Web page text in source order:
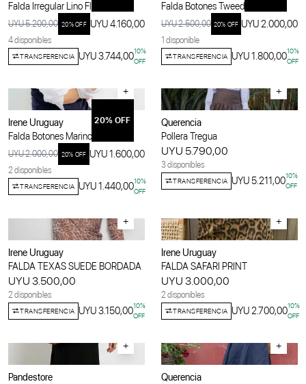
Falda Irregular Lino Flores
UYU 5.200,00 20% OFF UYU 4.160,00
4 disponibles
TRANSFERENCIA UYU 3.744,0010%
OFF
Falda Botones Tweed Espiga
UYU 2.500,00 20% OFF UYU 2.000,00
1 disponible
TRANSFERENCIA UYU 1.800,0010%
OFF
20% OFF
+
Irene Uruguay
Falda Botones Marino
UYU 2.000,00 20% OFF UYU 1.600,00
2 disponibles
TRANSFERENCIA UYU 1.440,0010%
OFF
+
Querencia
Pollera Tregua
UYU 5.790,00
3 disponibles
TRANSFERENCIA UYU 5.211,0010%
OFF
+
Irene Uruguay
FALDA TEXAS SUEDE BORDADA
UYU 3.500,00
2 disponibles
TRANSFERENCIA UYU 3.150,0010%
OFF
+
Irene Uruguay
FALDA SAFARI PRINT
UYU 3.000,00
2 disponibles
TRANSFERENCIA UYU 2.700,0010%
OFF
+
Pandestore
+
Querencia